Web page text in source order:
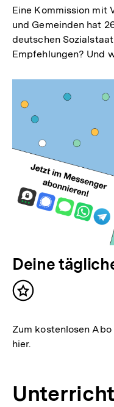
Eine Kommission mit
und Gemeinden hat
deutschen
Empfehlungen? Und
Deine
Inhalt
Zum kostenlosen Abo
hier.
Unterricht